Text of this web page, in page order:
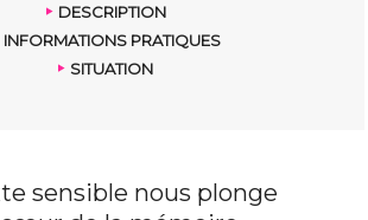
DESCRIPTION
INFORMATIONS PRATIQUES
SITUATION
sensible nous plonge